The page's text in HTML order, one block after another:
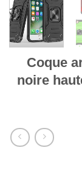
Coque
noire